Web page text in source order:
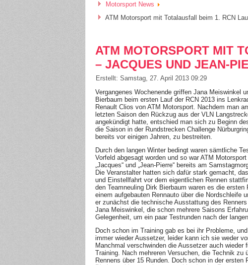
Motorsport News
ATM Motorsport mit Totalausfall beim 1. RCN
ATM MOTORSPORT MIT
– JACQUES UND JEAN-
Erstellt: Samstag, 27. April 2013 09:29
Vergangenes Wochenende griffen Jana Meiswinkel
Bierbaum beim ersten Lauf der RCN 2013 ins
Renault Clios von ATM Motorsport. Nachdem man
letzten Saison den Rückzug aus der VLN
angekündigt hatte, entschied man sich zu Beginn
die Saison in der Rundstrecken Challenge
bereits vor einigen Jahren, zu bestreiten.
Durch den langen Winter bedingt waren sämtliche
Vorfeld abgesagt worden und so war ATM
„Jacques“ und „Jean-Pierre“ bereits am
Die Veranstalter hatten sich dafür stark gemacht,
und Einstellfahrt vor dem eigentlichen Rennen
den Teamneuling Dirk Bierbaum waren es die ersten
einem aufgebauten Rennauto über die Nordschleife
er zunächst die technische Ausstattung des
Jana Meiswinkel, die schon mehrere Saisons
Gelegenheit, um ein paar Testrunden nach der
Doch schon im Training gab es bei ihr Probleme,
immer wieder Aussetzer, leider kann ich sie weder
Manchmal verschwinden die Aussetzer auch wieder
Training. Nach mehreren Versuchen, die Technik
Rennens über 15 Runden. Doch schon in der